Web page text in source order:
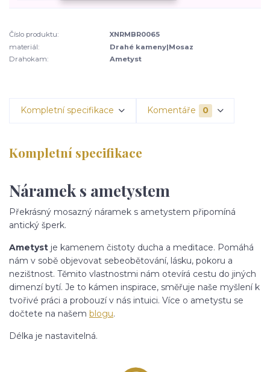
Číslo produktu:
XNRMBR0065
materiál:
Drahé kameny|Mosaz
Drahokam:
Ametyst
Kompletní specifikace Komentáře 0
Kompletní specifikace
Náramek s ametystem
Překrásný mosazný náramek s ametystem připomíná
antický šperk.
Ametyst je kamenem čistoty ducha a meditace. Pomáhá
nám v sobě objevovat sebeobětování, lásku, pokoru a
nezištnost. Těmito vlastnostmi nám otevírá cestu do jiných
dimenzí bytí. Je to kámen inspirace, směřuje naše myšlení k
tvořivé práci a probouzí v nás intuici. Více o ametystu se
dočtete na našem blogu.
Délka je nastavitelná.